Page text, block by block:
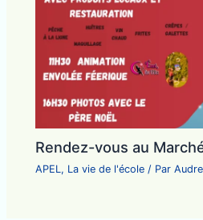
Rendez-vous au
APEL, La vie de l'école / Par